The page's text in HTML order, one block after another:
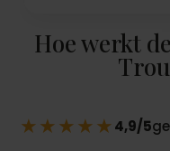
Hoe werkt
★★★★★4,9/5